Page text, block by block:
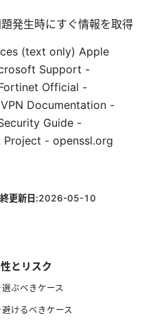
発生時にすぐ情報を取得
(text only) Apple
Support -
Official -
Documentation -
Guide -
Project - openssl.org
更新日:2026-05-10
とリスク
ぶべきケース
避けるべきケース